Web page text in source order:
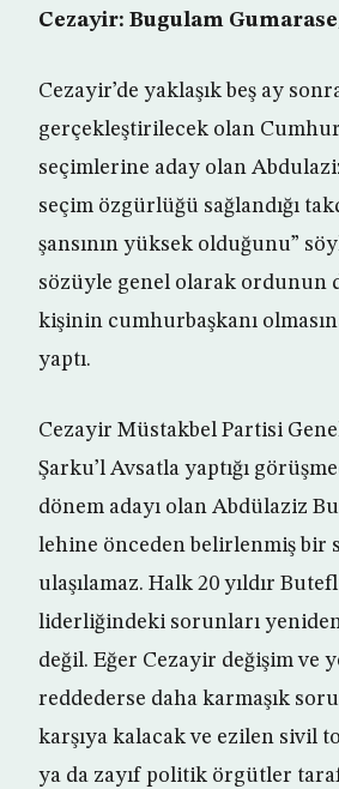
Cezayir: Bugulam
Cezayir’de yaklaşık beş ay
gerçekleştirilecek olan
seçimlerine aday olan
seçim özgürlüğü sağlandığı
şansının yüksek olduğunu”
sözüyle genel olarak ordunun
kişinin cumhurbaşkanı
yaptı.
Cezayir Müstakbel Partisi
Şarku’l Avsatla yaptığı
dönem adayı olan Abdülaziz
lehine önceden belirlenmiş bir
ulaşılamaz. Halk 20 yıldır
liderliğindeki sorunları
değil. Eğer Cezayir değişim ve
reddederse daha karmaşık
karşıya kalacak ve ezilen sivil
ya da zayıf politik örgütler